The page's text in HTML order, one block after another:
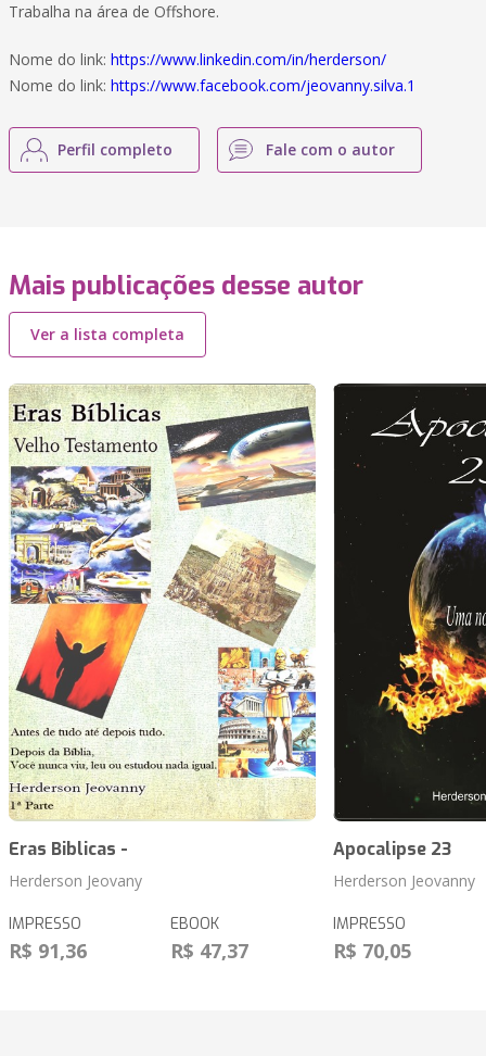
Trabalha na área de Offshore.
Nome do link: https://www.linkedin.com/in/herderson/
Nome do link: https://www.facebook.com/jeovanny.silva.1
Perfil completo Fale com o autor
Mais publicações desse autor
Ver a lista completa
Eras Biblicas -
Herderson Jeovany
IMPRESSO
R$ 91,36
EBOOK
R$ 47,37
Apocalipse 23
Herderson Jeovanny
IMPRESSO
R$ 70,05